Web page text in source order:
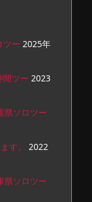
ツー 2025年
間ツー 2023
県ソロツー
す。
2022
県ソロツー